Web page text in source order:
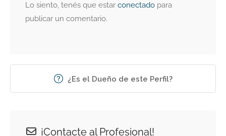
Lo siento, tenés que estar conectado para
publicar un comentario.
¿Es el Dueño de este Perfil?
¡Contacte al Profesional!